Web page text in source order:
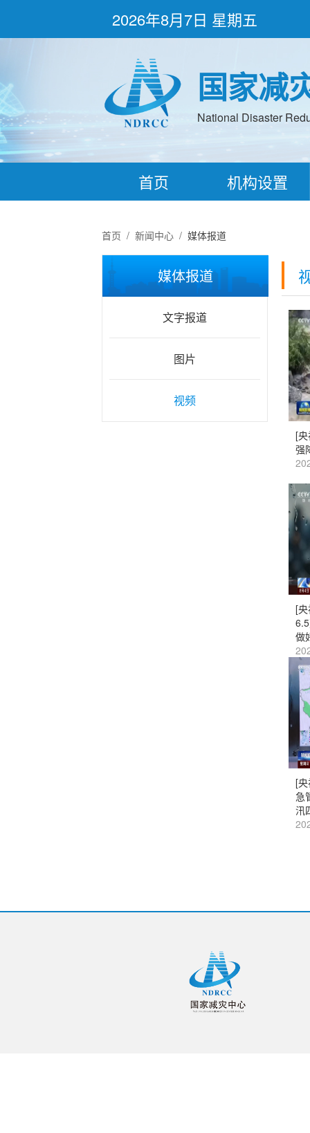
2026年8月7日 星期五
国家减
National Disaster
首页 机构设置
首页 / 新闻中心/ 媒体报道
媒体报道
文字报道
图片
视频
[
强
[
做
[
急
汛